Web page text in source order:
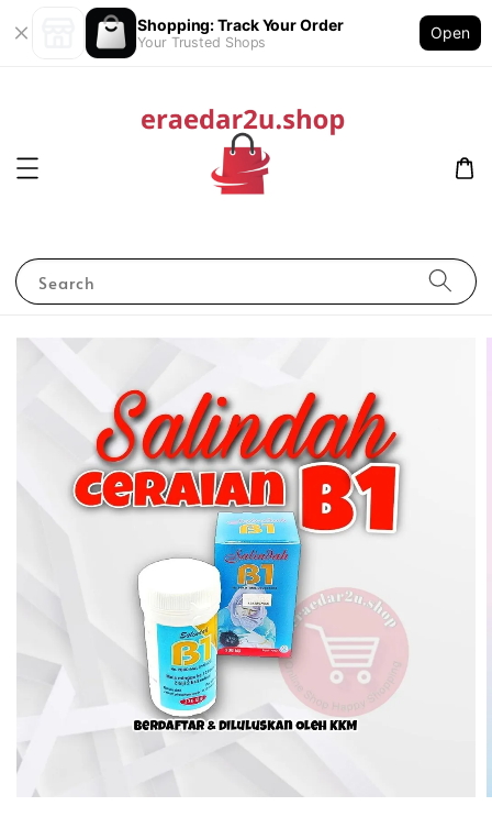
Shopping: Track Your Order
Your Trusted Shops
Open
Search